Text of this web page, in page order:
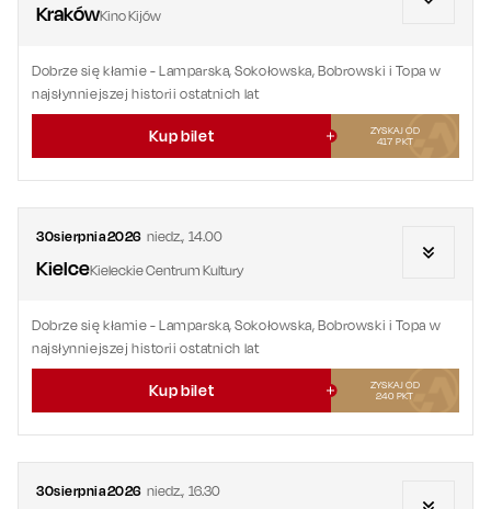
KrakówKino Kijów
Dobrze się kłamie - Lamparska, Sokołowska, Bobrowski i Topa w
najsłynniejszej historii ostatnich lat
Kup bilet
ZYSKAJ OD
417 PKT
30sierpnia2026 niedz., 14.00
KielceKieleckie Centrum Kultury
Dobrze się kłamie - Lamparska, Sokołowska, Bobrowski i Topa w
najsłynniejszej historii ostatnich lat
Kup bilet
ZYSKAJ OD
240 PKT
30sierpnia2026 niedz., 16.30